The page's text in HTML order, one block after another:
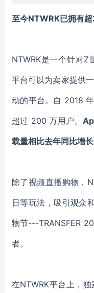
至今NTWRK已拥有超
NTWRK是一个针对Z
平台可以为卖家提供
动的平台。自 2018 年
超过 200 万用户。
载量相比去年同比增长
除了视频直播购物，
日等玩法，吸引观众
物节---TRANSFER
者。
在NTWRK平台上，独